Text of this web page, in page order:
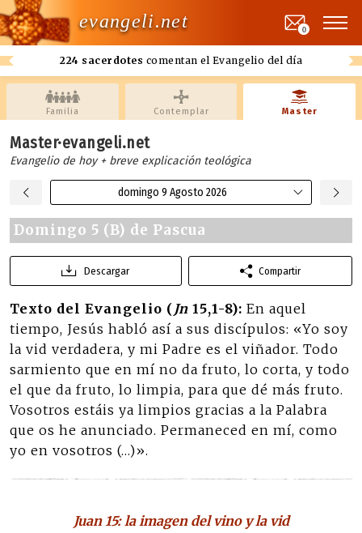
evangeli.net
224 sacerdotes comentan el Evangelio del día
0
Familia Contemplar Master
Master·evangeli.net
Evangelio de hoy + breve explicación teológica
domingo 9 Agosto 2026
Domingo 5 (B) de Pascua
Descargar Compartir
Texto del Evangelio ( Jn 15,1-8): En aquel
tiempo, Jesús habló así a sus discípulos: «Yo soy
la vid verdadera, y mi Padre es el viñador. Todo
sarmiento que en mí no da fruto, lo corta, y todo
el que da fruto, lo limpia, para que dé más fruto.
Vosotros estáis ya limpios gracias a la Palabra
que os he anunciado. Permaneced en mí, como
yo en vosotros (…)».
Juan 15: la imagen del vino y la vid